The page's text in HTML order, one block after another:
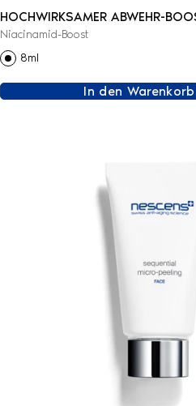
HOCHWIRKSAMER ABWEHR-
Niacinamid-Boost
8ml
In den